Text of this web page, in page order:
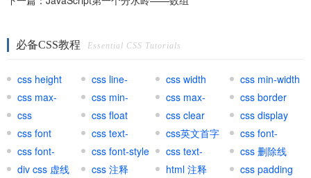
必备CSS教程 Essential CSS Tutorials
css height
css line-
height
css width
css min-width
css max-
width
css min-
height
css max-
height
css border
css
background
css float css clear
css display
css font
css text-
transform
css英文首字
母大写
css font-
variant
css font-
weight
css font-style
css text-
decoration
css 删除线
div css 虚线
css 注释 html 注释
css padding